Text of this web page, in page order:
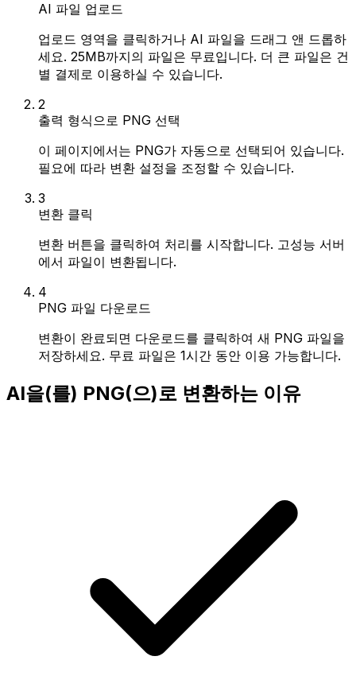
AI 파일 업로드
업로드 영역을 클릭하거나 AI 파일을 드래그 앤 드롭하
세요. 25MB까지의 파일은 무료입니다. 더 큰 파일은 건
별 결제로 이용하실 수 있습니다.
2
출력 형식으로 PNG 선택
이 페이지에서는 PNG가 자동으로 선택되어 있습니다.
필요에 따라 변환 설정을 조정할 수 있습니다.
3
변환 클릭
변환 버튼을 클릭하여 처리를 시작합니다. 고성능 서버
에서 파일이 변환됩니다.
4
PNG 파일 다운로드
변환이 완료되면 다운로드를 클릭하여 새 PNG 파일을
저장하세요. 무료 파일은 1시간 동안 이용 가능합니다.
AI을(를) PNG(으)로 변환하는 이유